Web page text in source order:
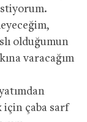
olduğumun
varacağım
için çaba sarf